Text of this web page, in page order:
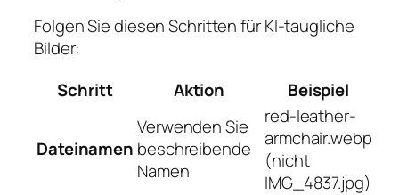
Folgen Sie diesen Schritten für KI-taugliche
Bilder:
Schritt
Aktion Beispiel
Dateinamen
Verwenden Sie
beschreibende
Namen
red-leather-
armchair.webp
(nicht
IMG_4837.jpg)